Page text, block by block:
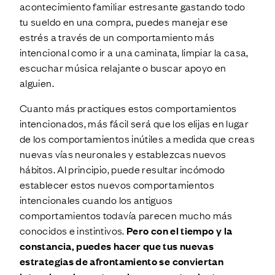
acontecimiento familiar estresante gastando todo
tu sueldo en una compra, puedes manejar ese
estrés a través de un comportamiento más
intencional como ir a una caminata, limpiar la casa,
escuchar música relajante o buscar apoyo en
alguien.
Cuanto más practiques estos comportamientos
intencionados, más fácil será que los elijas en lugar
de los comportamientos inútiles a medida que creas
nuevas vías neuronales y establezcas nuevos
hábitos. Al principio, puede resultar incómodo
establecer estos nuevos comportamientos
intencionales cuando los antiguos
comportamientos todavía parecen mucho más
conocidos e instintivos. Pero con el tiempo y la
constancia, puedes hacer que tus nuevas
estrategias de afrontamiento se conviertan